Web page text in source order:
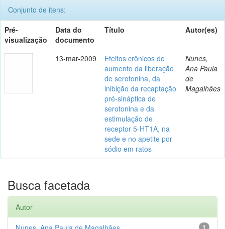
Conjunto de itens:
Pré-
visualização
Data do
documento
Título Autor(es)
13-mar-2009
Efeitos crônicos do
aumento da liberação
de serotonina, da
inibição da recaptação
pré-sináptica de
serotonina e da
estimulação de
receptor 5-HT1A, na
sede e no apetite por
sódio em ratos
Nunes,
Ana Paula
de
Magalhães
Busca facetada
Autor
1